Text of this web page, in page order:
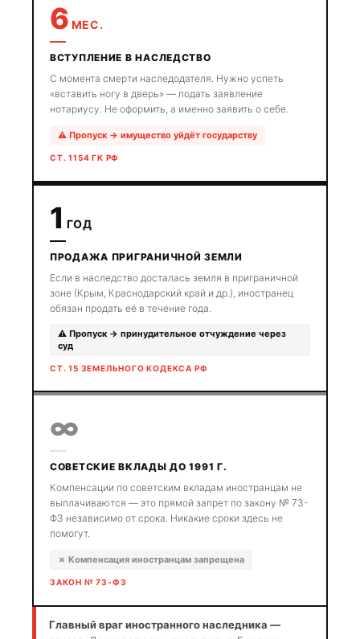
6 МЕС.
ВСТУПЛЕНИЕ В НАСЛЕДСТВО
С момента смерти наследодателя. Нужно успеть
«вставить ногу в дверь» — подать заявление
нотариусу. Не оформить, а именно заявить о себе.
⚠ Пропуск → имущество уйдёт государству
СТ. 1154 ГК РФ
1 ГОД
ПРОДАЖА ПРИГРАНИЧНОЙ ЗЕМЛИ
Если в наследство досталась земля в приграничной
зоне (Крым, Краснодарский край и др.), иностранец
обязан продать её в течение года.
⚠ Пропуск → принудительное отчуждение через
суд
СТ. 15 ЗЕМЕЛЬНОГО КОДЕКСА РФ
∞
СОВЕТСКИЕ ВКЛАДЫ ДО 1991 Г.
Компенсации по советским вкладам иностранцам не
выплачиваются — это прямой запрет по закону № 73-
ФЗ независимо от срока. Никакие сроки здесь не
помогут.
✗ Компенсация иностранцам запрещена
ЗАКОН № 73-ФЗ
Главный враг иностранного наследника —